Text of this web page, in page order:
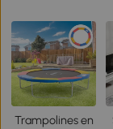
Trampolines en